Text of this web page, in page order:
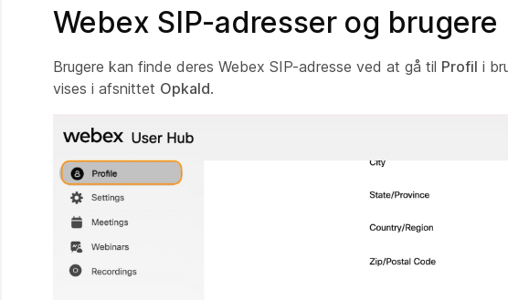
Webex SIP-adresser og brugere
Brugere kan finde deres Webex SIP-adresse ved at gå til Profil i
vises i afsnittet Opkald.